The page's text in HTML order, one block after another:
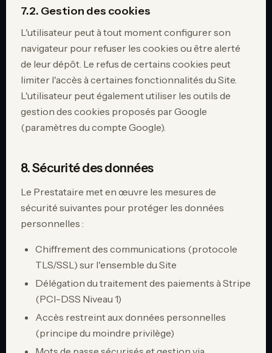
7.2. Gestion des cookies
L'utilisateur peut à tout moment configurer son
navigateur pour refuser les cookies ou être alerté
de leur dépôt. Le refus de certains cookies peut
limiter l'accès à certaines fonctionnalités du Site.
L'utilisateur peut également utiliser les outils de
gestion des cookies proposés par Google
(paramètres du compte Google).
8. Sécurité des données
Le Prestataire met en œuvre les mesures de
sécurité suivantes pour protéger les données
personnelles :
Chiffrement des communications (protocole
TLS/SSL) sur l'ensemble du Site
Délégation du traitement des paiements à Stripe
(PCI-DSS Niveau 1)
Accès restreint aux données personnelles
(principe du moindre privilège)